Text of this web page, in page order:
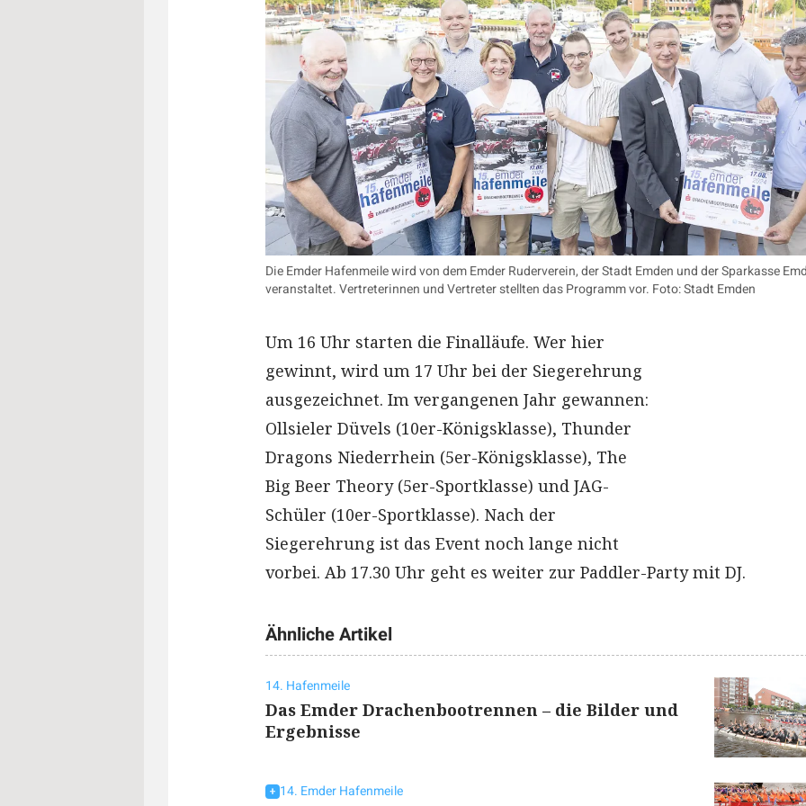
Die Emder Hafenmeile wird von dem Emder Ruderverein, der Stadt Emden und der Sparkasse
veranstaltet. Vertreterinnen und Vertreter stellten das Programm vor. Foto: Stadt Emden
Um 16 Uhr starten die Finalläufe. Wer hier
gewinnt, wird um 17 Uhr bei der Siegerehrung
ausgezeichnet. Im vergangenen Jahr gewannen:
Ollsieler Düvels (10er-Königsklasse), Thunder
Dragons Niederrhein (5er-Königsklasse), The
Big Beer Theory (5er-Sportklasse) und JAG-
Schüler (10er-Sportklasse). Nach der
Siegerehrung ist das Event noch lange nicht
vorbei. Ab 17.30 Uhr geht es weiter zur Paddler-Party mit DJ.
Ähnliche Artikel
14. Hafenmeile
Das Emder Drachenbootrennen – die Bilder und
Ergebnisse
14. Emder Hafenmeile